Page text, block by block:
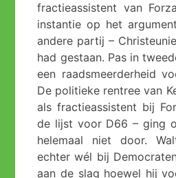
fractieassistent van
instantie op het
andere partij –
had gestaan. Pas in
een raadsmeerderheid
De politieke rentree van
als fractieassistent bij
de lijst voor D66 – ging
helemaal niet door.
echter wél bij
aan de slag hoewel hij